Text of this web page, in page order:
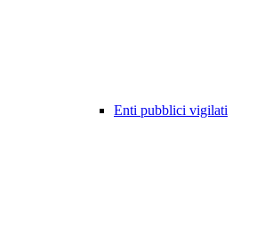
Enti pubblici vigilati